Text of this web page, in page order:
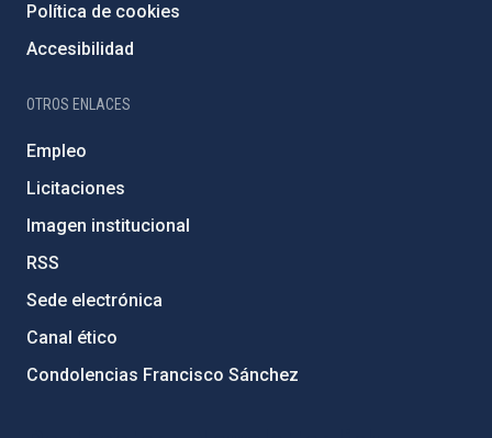
Política de cookies
Accesibilidad
OTROS ENLACES
Empleo
Licitaciones
Imagen institucional
RSS
Sede electrónica
Canal ético
Condolencias Francisco Sánchez